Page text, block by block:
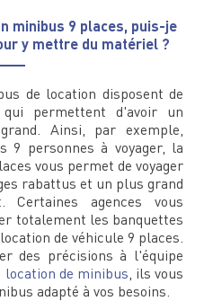
minibus 9 places, puis-je
y mettre du matériel ?
de location disposent de
qui permettent d'avoir un
Ainsi, par exemple,
9 personnes à voyager, la
vous permet de voyager
rabattus et un plus grand
Certaines agences vous
totalement les banquettes
de véhicule 9 places.
des précisions à l'équipe
location de minibus, ils vous
adapté à vos besoins.